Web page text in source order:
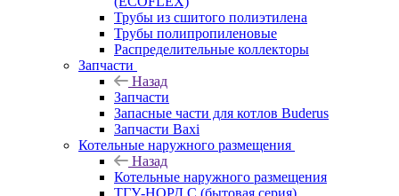
Трубы из сшитого полиэтилена
Трубы полипропиленовые
Распределительные коллекторы
Запчасти
Назад
Запчасти
Запасные части для котлов Buderus
Запчасти Baxi
Котельные наружного размещения
Назад
Котельные наружного размещения
ТГУ-НОРД С (бытовая серия)